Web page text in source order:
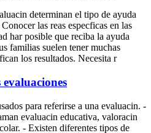
determinan el tipo de ayuda
las reas especficas en las
har posible que reciba la ayuda
familias suelen tener muchas
los resultados. Necesita r
para referirse a una evaluacin. -
evaluacin educativa, valoracin
- Existen diferentes tipos de